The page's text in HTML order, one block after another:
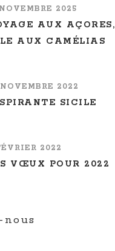
2025
AUX AÇORES,
AUX CAMÉLIAS
2022
SICILE
2022
VŒUX POUR 2022